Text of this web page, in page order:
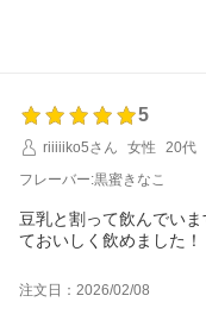
5
riiiiiko5さん
女性
20代
フレーバー:黒蜜きなこ
豆乳と割って飲んでい
ておいしく飲めました！
注文日：2026/02/08